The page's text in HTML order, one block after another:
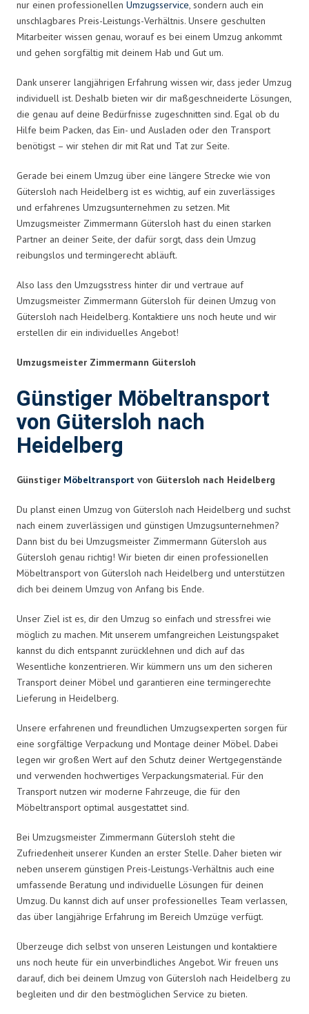
nur einen professionellen Umzugsservice, sondern auch ein
unschlagbares Preis-Leistungs-Verhältnis. Unsere geschulten
Mitarbeiter wissen genau, worauf es bei einem Umzug ankommt
und gehen sorgfältig mit deinem Hab und Gut um.
Dank unserer langjährigen Erfahrung wissen wir, dass jeder Umzug
individuell ist. Deshalb bieten wir dir maßgeschneiderte Lösungen,
die genau auf deine Bedürfnisse zugeschnitten sind. Egal ob du
Hilfe beim Packen, das Ein- und Ausladen oder den Transport
benötigst – wir stehen dir mit Rat und Tat zur Seite.
Gerade bei einem Umzug über eine längere Strecke wie von
Gütersloh nach Heidelberg ist es wichtig, auf ein zuverlässiges
und erfahrenes Umzugsunternehmen zu setzen. Mit
Umzugsmeister Zimmermann Gütersloh hast du einen starken
Partner an deiner Seite, der dafür sorgt, dass dein Umzug
reibungslos und termingerecht abläuft.
Also lass den Umzugsstress hinter dir und vertraue auf
Umzugsmeister Zimmermann Gütersloh für deinen Umzug von
Gütersloh nach Heidelberg. Kontaktiere uns noch heute und wir
erstellen dir ein individuelles Angebot!
Umzugsmeister Zimmermann Gütersloh
Günstiger Möbeltransport
von Gütersloh nach
Heidelberg
Günstiger Möbeltransport von Gütersloh nach Heidelberg
Du planst einen Umzug von Gütersloh nach Heidelberg und suchst
nach einem zuverlässigen und günstigen Umzugsunternehmen?
Dann bist du bei Umzugsmeister Zimmermann Gütersloh aus
Gütersloh genau richtig! Wir bieten dir einen professionellen
Möbeltransport von Gütersloh nach Heidelberg und unterstützen
dich bei deinem Umzug von Anfang bis Ende.
Unser Ziel ist es, dir den Umzug so einfach und stressfrei wie
möglich zu machen. Mit unserem umfangreichen Leistungspaket
kannst du dich entspannt zurücklehnen und dich auf das
Wesentliche konzentrieren. Wir kümmern uns um den sicheren
Transport deiner Möbel und garantieren eine termingerechte
Lieferung in Heidelberg.
Unsere erfahrenen und freundlichen Umzugsexperten sorgen für
eine sorgfältige Verpackung und Montage deiner Möbel. Dabei
legen wir großen Wert auf den Schutz deiner Wertgegenstände
und verwenden hochwertiges Verpackungsmaterial. Für den
Transport nutzen wir moderne Fahrzeuge, die für den
Möbeltransport optimal ausgestattet sind.
Bei Umzugsmeister Zimmermann Gütersloh steht die
Zufriedenheit unserer Kunden an erster Stelle. Daher bieten wir
neben unserem günstigen Preis-Leistungs-Verhältnis auch eine
umfassende Beratung und individuelle Lösungen für deinen
Umzug. Du kannst dich auf unser professionelles Team verlassen,
das über langjährige Erfahrung im Bereich Umzüge verfügt.
Überzeuge dich selbst von unseren Leistungen und kontaktiere
uns noch heute für ein unverbindliches Angebot. Wir freuen uns
darauf, dich bei deinem Umzug von Gütersloh nach Heidelberg zu
begleiten und dir den bestmöglichen Service zu bieten.